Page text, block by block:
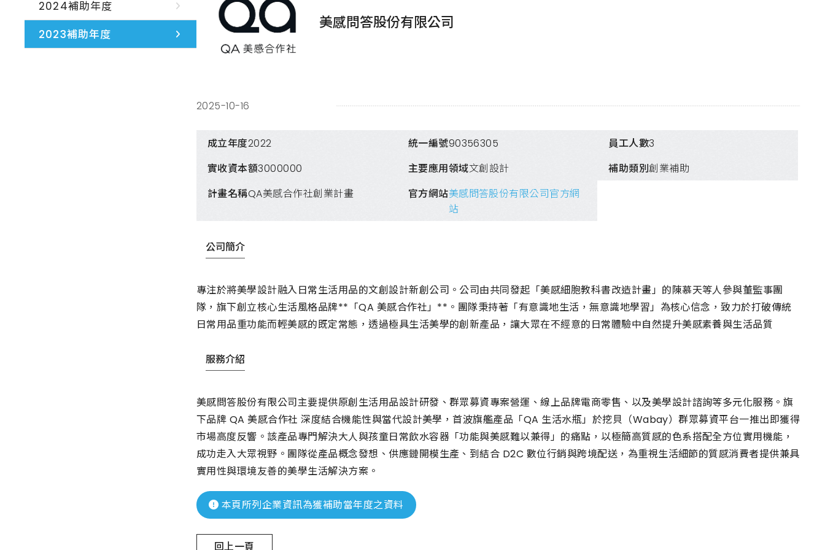
2024補助年度
2023補助年度
美感問答股份有限公司
2025-10-16
成立年度2022 統一編號90356305 員工人數3
實收資本額3000000 主要應用領域文創設計 補助類別創業補助
計畫名稱QA美感合作社創業計畫 官方網站美感問答股份有限公司官方網
站
公司簡介
專注於將美學設計融入日常生活用品的文創設計新創公司。公司由共同發起「美感細胞教科書改造計畫」的陳慕天等人參與董監事團
隊，旗下創立核心生活風格品牌**「QA 美感合作社」**。團隊秉持著「有意識地生活，無意識地學習」為核心信念，致力於打破傳統
日常用品重功能而輕美感的既定常態，透過極具生活美學的創新產品，讓大眾在不經意的日常體驗中自然提升美感素養與生活品質
服務介紹
美感問答股份有限公司主要提供原創生活用品設計研發、群眾募資專案營運、線上品牌電商零售、以及美學設計諮詢等多元化服務。旗
下品牌 QA 美感合作社 深度結合機能性與當代設計美學，首波旗艦產品「QA 生活水瓶」於挖貝（Wabay）群眾募資平台一推出即獲得
市場高度反響。該產品專門解決大人與孩童日常飲水容器「功能與美感難以兼得」的痛點，以極簡高質感的色系搭配全方位實用機能，
成功走入大眾視野。團隊從產品概念發想、供應鏈開模生產、到結合 D2C 數位行銷與跨境配送，為重視生活細節的質感消費者提供兼具
實用性與環境友善的美學生活解決方案。
本頁所列企業資訊為獲補助當年度之資料
回上一頁